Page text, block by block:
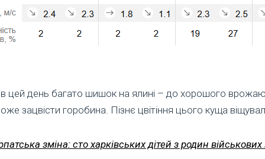
цей день багато шишок на ялині – до хорошого врожаю
зацвісти горобина. Пізнє цвітіння цього куща
зміна: сто харківських дітей з родин